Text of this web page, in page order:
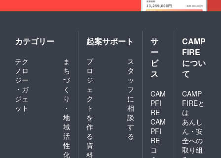
カテゴリー
テク
ノロ
ジー
・ガ
ジェ
ット
ま
ち
づ
く
り
・
地
域
活
性
化
起案サポート
プ
ロ
ジ
ェ
ク
ト
を
作
る
ス
タ
ッ
フ
に
相
談
す
る
資
料
サ
ー
ビ
ス
CAM
PFI
RE
CAM
PFI
RE
コ
CAMP
FIRE
につい
て
CAMP
FIREと
は
あんし
ん・安
全への
取り組